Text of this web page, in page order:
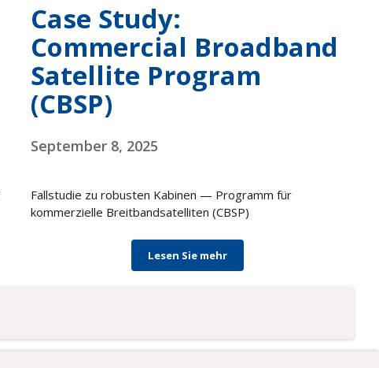
Case Study:
Commercial Broadband
Satellite Program
(CBSP)
September 8, 2025
Fallstudie zu robusten Kabinen — Programm für
kommerzielle Breitbandsatelliten (CBSP)
Lesen Sie mehr